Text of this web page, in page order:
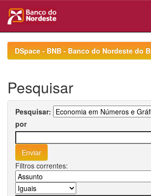
navigationDSpace - BNB - Banco do Nordeste do
Pesquisar
Pesquisar:
por
Filtros correntes: